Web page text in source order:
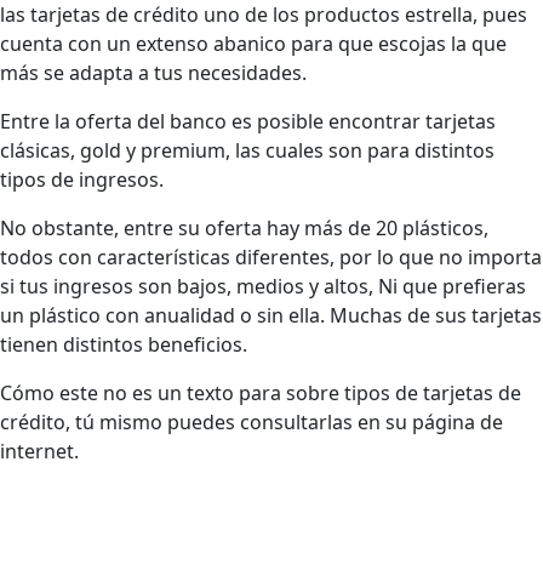
las tarjetas de crédito uno de los productos estrella, pues
cuenta con un extenso abanico para que escojas la que
más se adapta a tus necesidades.
Entre la oferta del banco es posible encontrar tarjetas
clásicas, gold y premium, las cuales son para distintos
tipos de ingresos.
No obstante, entre su oferta hay más de 20 plásticos,
todos con características diferentes, por lo que no importa
si tus ingresos son bajos, medios y altos, Ni que prefieras
un plástico con anualidad o sin ella. Muchas de sus tarjetas
tienen distintos beneficios.
Cómo este no es un texto para sobre tipos de tarjetas de
crédito, tú mismo puedes consultarlas en su página de
internet.